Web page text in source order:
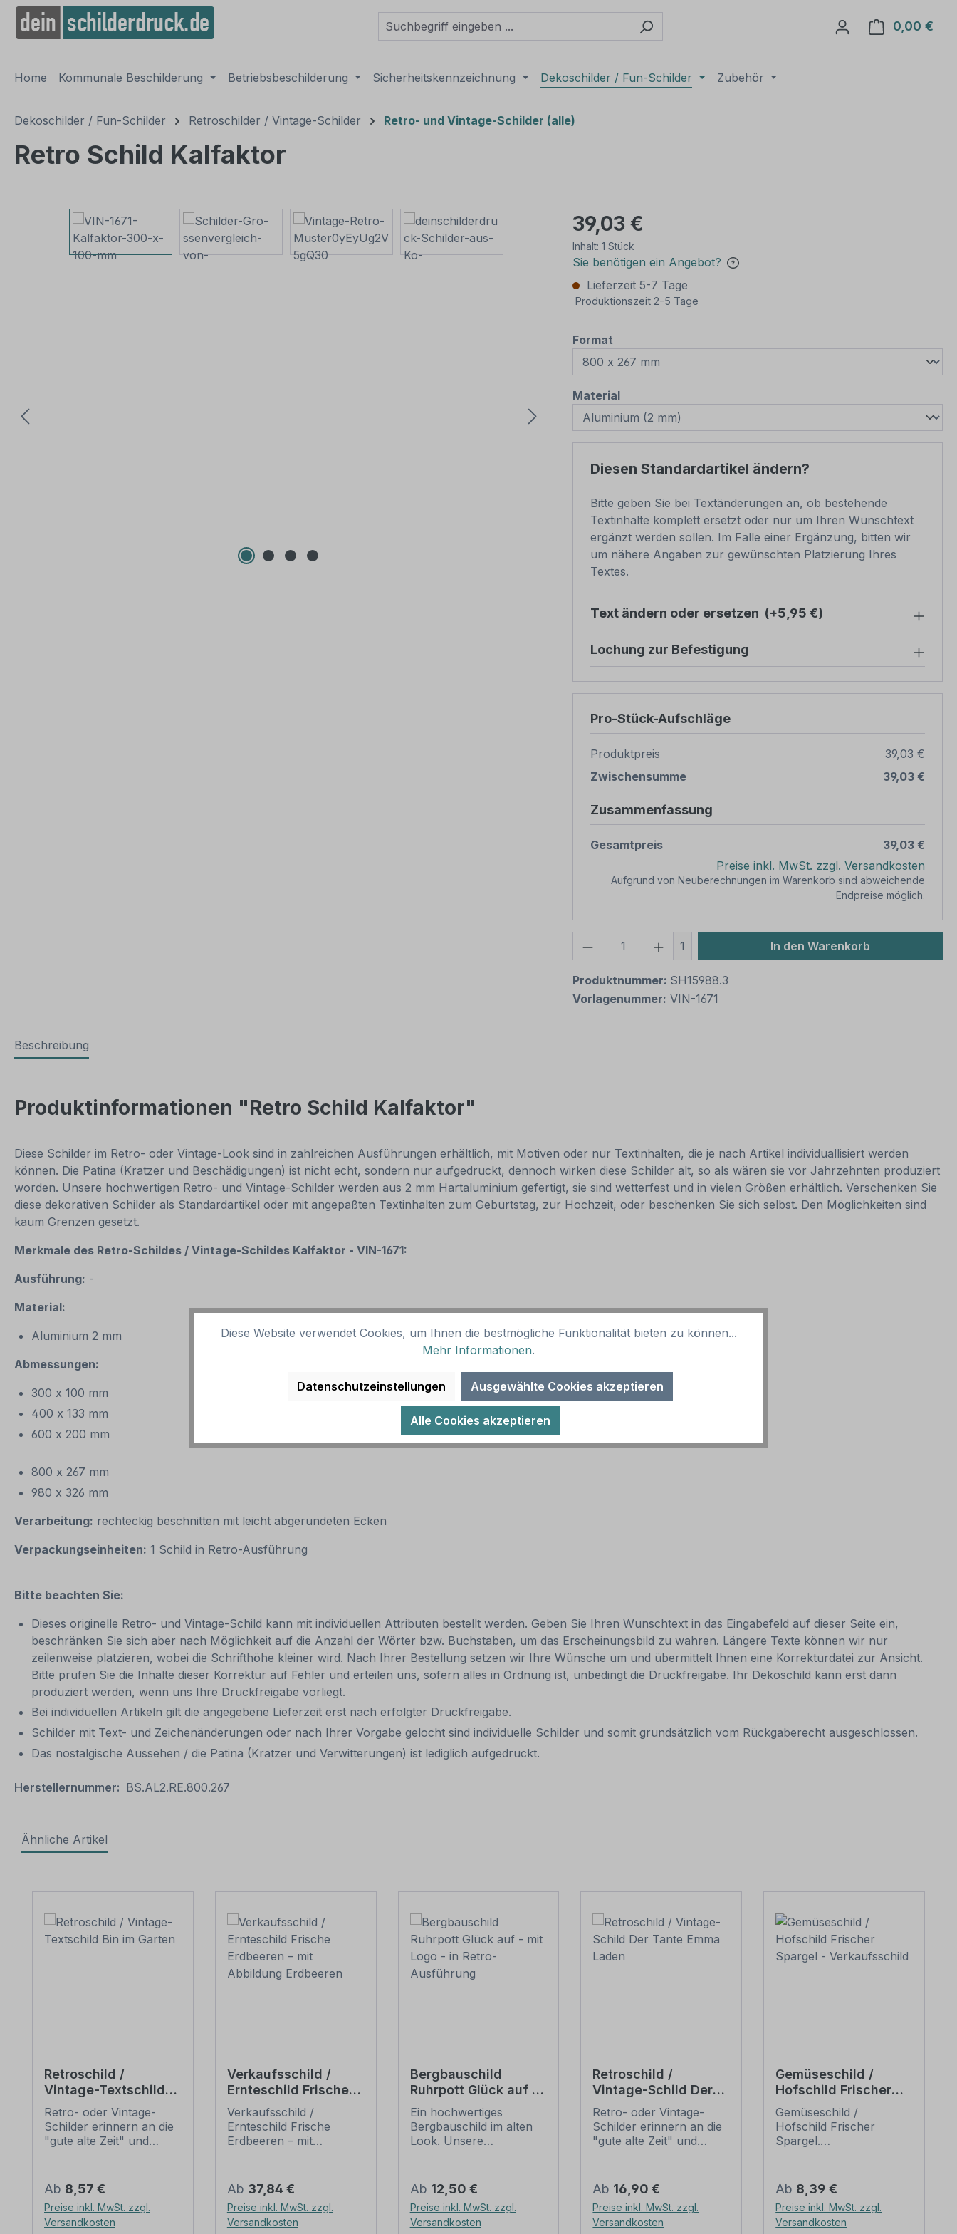
Zur Hauptnavigation springen
0,00 €
Home Kommunale Beschilderung Betriebsbeschilderung Sicherheitskennzeichnung Dekoschilder / Fun-Schilder Zubehör
Dekoschilder / Fun-Schilder Retroschilder / Vintage-Schilder Retro- und Vintage-Schilder (alle)
Retro Schild Kalfaktor
Bildergalerie überspringen 39,03 €
Inhalt: 1 Stück
Sie benötigen ein Angebot?
Lieferzeit 5-7 Tage
Produktionszeit 2-5 Tage
Format
Materialauswählen
Diesen Standardartikel ändern?
Bitte geben Sie bei Textänderungen an, ob bestehende
Textinhalte komplett ersetzt oder nur um Ihren Wunschtext
ergänzt werden sollen. Im Falle einer Ergänzung, bitten wir
um nähere Angaben zur gewünschten Platzierung Ihres
Textes.
Text ändern oder ersetzen (+5,95 €)
Lochung zur Befestigung
Pro-Stück-Aufschläge
Produktpreis
39,03 €
Zwischensumme
39,03 €
Zusammenfassung
Gesamtpreis
39,03 €
Preise inkl. MwSt. zzgl. Versandkosten
Aufgrund von Neuberechnungen im Warenkorb sind abweichende
Endpreise möglich.
Produkt Anzahl: Gib den gewünschten Wert
1 In den Warenkorb
Produktnummer: SH15988.3
Vorlagenummer: VIN-1671
Beschreibung
Produktinformationen "Retro Schild Kalfaktor"
Diese Schilder im Retro- oder Vintage-Look sind in zahlreichen Ausführungen erhältlich, mit Motiven oder nur Textinhalten, die je nach Artikel individuallisiert werden
können. Die Patina (Kratzer und Beschädigungen) ist nicht echt, sondern nur aufgedruckt, dennoch wirken diese Schilder alt, so als wären sie vor Jahrzehnten produziert
worden. Unsere hochwertigen Retro- und Vintage-Schilder werden aus 2 mm Hartaluminium gefertigt, sie sind wetterfest und in vielen Größen erhältlich. Verschenken Sie
diese dekorativen Schilder als Standardartikel oder mit angepaßten Textinhalten zum Geburtstag, zur Hochzeit, oder beschenken Sie sich selbst. Den Möglichkeiten sind
kaum Grenzen gesetzt.
Merkmale des Retro-Schildes / Vintage-Schildes Kalfaktor - VIN-1671:
Ausführung: -
Material:
Aluminium 2 mm
Abmessungen:
300 x 100 mm
400 x 133 mm
600 x 200 mm
800 x 267 mm
980 x 326 mm
Verarbeitung: rechteckig beschnitten mit leicht abgerundeten Ecken
Verpackungseinheiten: 1 Schild in Retro-Ausführung
Bitte beachten Sie:
Dieses originelle Retro- und Vintage-Schild kann mit individuellen Attributen bestellt werden. Geben Sie Ihren Wunschtext in das Eingabefeld auf dieser Seite ein,
beschränken Sie sich aber nach Möglichkeit auf die Anzahl der Wörter bzw. Buchstaben, um das Erscheinungsbild zu wahren. Längere Texte können wir nur
zeilenweise platzieren, wobei die Schrifthöhe kleiner wird. Nach Ihrer Bestellung setzen wir Ihre Wünsche um und übermittelt Ihnen eine Korrekturdatei zur Ansicht.
Bitte prüfen Sie die Inhalte dieser Korrektur auf Fehler und erteilen uns, sofern alles in Ordnung ist, unbedingt die Druckfreigabe. Ihr Dekoschild kann erst dann
produziert werden, wenn uns Ihre Druckfreigabe vorliegt.
Bei individuellen Artikeln gilt die angegebene Lieferzeit erst nach erfolgter Druckfreigabe.
Schilder mit Text- und Zeichenänderungen oder nach Ihrer Vorgabe gelocht sind individuelle Schilder und somit grundsätzlich vom Rückgaberecht ausgeschlossen.
Das nostalgische Aussehen / die Patina (Kratzer und Verwitterungen) ist lediglich aufgedruckt.
Herstellernummer: BS.AL2.RE.800.267
Ähnliche Artikel
Retroschild /
Vintage-Textschild
Bin im Garten
Retro- oder Vintage-
Schilder erinnern an die
"gute alte Zeit" und
großer Beliebheit. Sind
diese Schilder im Original
nur schwer und häufig
nur zu horrenden Preise
Regulärer Preis:
Ab 8,57 €
Preise inkl. MwSt. zzgl.
Versandkosten
Verkaufsschild /
Ernteschild Frische
Erdbeeren – mit
Abbildung Erdbeeren
Verkaufsschild /
Ernteschild Frische
Erdbeeren – mit
Hinweisschild für den
Verkauf von Erdbeeren
an Verkaufsständen, im
Obstladen oder auf dem
Regulärer Preis:
Ab 37,84 €
Preise inkl. MwSt. zzgl.
Versandkosten
Bergbauschild
Ruhrpott Glück auf -
mit Logo - in Retro-
Ausführung
Ein hochwertiges
Bergbauschild im alten
Look. Unsere
nachempfunden, die
zum Teil aus Holz
bestanden, mit
handgemalten Inhalten.
Regulärer Preis:
Ab 12,50 €
Preise inkl. MwSt. zzgl.
Versandkosten
Retroschild /
Vintage-Schild Der
Tante Emma Laden
Retro- oder Vintage-
Schilder erinnern an die
"gute alte Zeit" und
großer Beliebheit. Sind
diese Schilder im Original
nur schwer und häufig
nur zu horrenden Preise
Regulärer Preis:
Ab 16,90 €
Preise inkl. MwSt. zzgl.
Versandkosten
Gemüseschild /
Hofschild Frischer
Spargel -
Verkaufsschild
Gemüseschild /
Hofschild Frischer
Spargel.
Ihren Hof, den
Verkaufsstand oder
Ihren Hofladen. Wir
führen zahlreiche Obst-
Regulärer Preis:
Ab 8,39 €
Preise inkl. MwSt. zzgl.
Versandkosten
Diese Website verwendet Cookies, um Ihnen die bestmögliche Funktionalität bieten zu können...
Mehr Informationen.
Datenschutzeinstellungen Ausgewählte Cookies akzeptieren
Alle Cookies akzeptieren